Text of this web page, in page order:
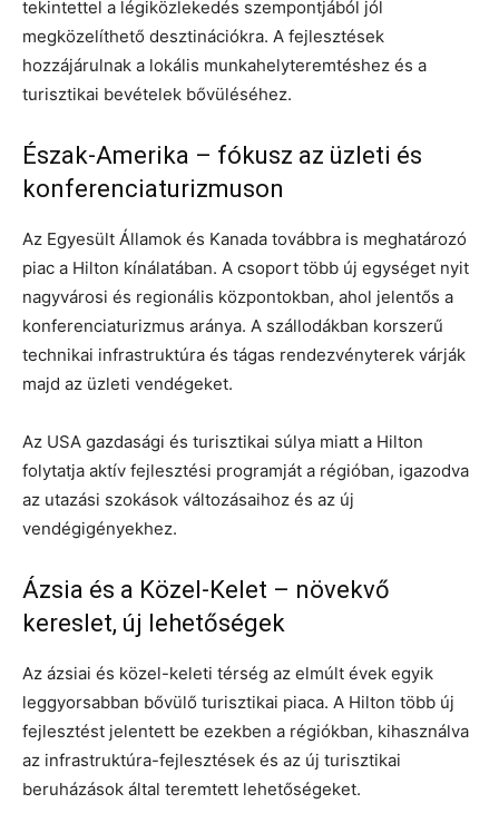
tekintettel a légiközlekedés szempontjából jól
megközelíthető desztinációkra. A fejlesztések
hozzájárulnak a lokális munkahelyteremtéshez és a
turisztikai bevételek bővüléséhez.
Észak-Amerika – fókusz az üzleti és
konferenciaturizmuson
Az Egyesült Államok és Kanada továbbra is meghatározó
piac a Hilton kínálatában. A csoport több új egységet nyit
nagyvárosi és regionális központokban, ahol jelentős a
konferenciaturizmus aránya. A szállodákban korszerű
technikai infrastruktúra és tágas rendezvényterek várják
majd az üzleti vendégeket.
Az USA gazdasági és turisztikai súlya miatt a Hilton
folytatja aktív fejlesztési programját a régióban, igazodva
az utazási szokások változásaihoz és az új
vendégigényekhez.
Ázsia és a Közel-Kelet – növekvő
kereslet, új lehetőségek
Az ázsiai és közel-keleti térség az elmúlt évek egyik
leggyorsabban bővülő turisztikai piaca. A Hilton több új
fejlesztést jelentett be ezekben a régiókban, kihasználva
az infrastruktúra-fejlesztések és az új turisztikai
beruházások által teremtett lehetőségeket.